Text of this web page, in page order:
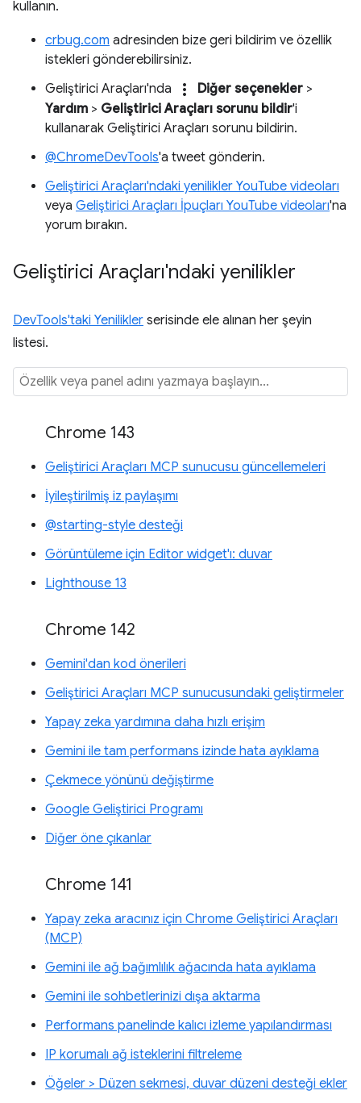
kullanın.
crbug.com adresinden bize geri bildirim ve özellik
istekleri gönderebilirsiniz.
Geliştirici Araçları'nda
more_vert Diğer seçenekler >
Yardım > Geliştirici Araçları sorunu bildir'i
kullanarak Geliştirici Araçları sorunu bildirin.
@ChromeDevTools'a tweet gönderin.
Geliştirici Araçları'ndaki yenilikler YouTube videoları
veya Geliştirici Araçları İpuçları YouTube videoları'na
yorum bırakın.
Geliştirici Araçları'ndaki yenilikler
DevTools'taki Yenilikler serisinde ele alınan her şeyin
listesi.
Chrome 143
Geliştirici Araçları MCP sunucusu güncellemeleri
İyileştirilmiş iz paylaşımı
@starting-style desteği
Görüntüleme için Editor widget'ı: duvar
Lighthouse 13
Chrome 142
Gemini'dan kod önerileri
Geliştirici Araçları MCP sunucusundaki geliştirmeler
Yapay zeka yardımına daha hızlı erişim
Gemini ile tam performans izinde hata ayıklama
Çekmece yönünü değiştirme
Google Geliştirici Programı
Diğer öne çıkanlar
Chrome 141
Yapay zeka aracınız için Chrome Geliştirici Araçları
(MCP)
Gemini ile ağ bağımlılık ağacında hata ayıklama
Gemini ile sohbetlerinizi dışa aktarma
Performans panelinde kalıcı izleme yapılandırması
IP korumalı ağ isteklerini filtreleme
Öğeler > Düzen sekmesi, duvar düzeni desteği ekler